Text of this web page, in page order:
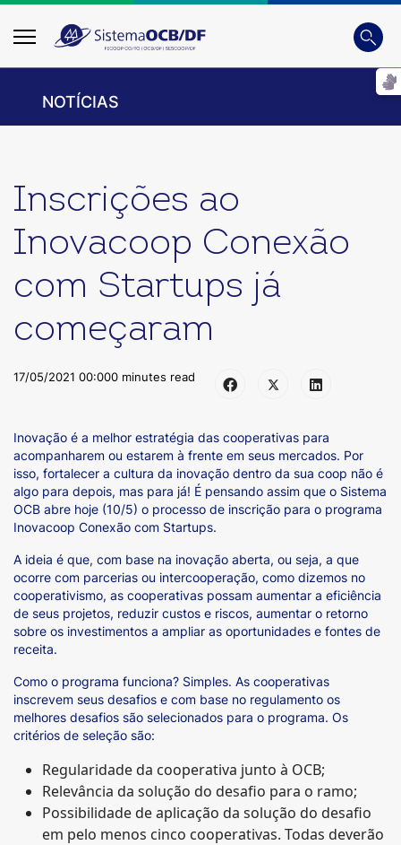
Busca
NOTÍCIAS
Inscrições ao
Inovacoop Conexão
com Startups já
começaram
17/05/2021 00:000 minutes read
Inovação é a melhor estratégia das cooperativas para
acompanharem ou estarem à frente em seus mercados. Por
isso, fortalecer a cultura da inovação dentro da sua coop não é
algo para depois, mas para já! É pensando assim que o Sistema
OCB abre hoje (10/5) o processo de inscrição para o programa
Inovacoop Conexão com Startups.
A ideia é que, com base na inovação aberta, ou seja, a que
ocorre com parcerias ou intercooperação, como dizemos no
cooperativismo, as cooperativas possam aumentar a eficiência
de seus projetos, reduzir custos e riscos, aumentar o retorno
sobre os investimentos a ampliar as oportunidades e fontes de
receita.
Como o programa funciona? Simples. As cooperativas
inscrevem seus desafios e com base no regulamento os
melhores desafios são selecionados para o programa. Os
critérios de seleção são:
Regularidade da cooperativa junto à OCB;
Relevância da solução do desafio para o ramo;
Possibilidade de aplicação da solução do desafio
em pelo menos cinco cooperativas. Todas deverão